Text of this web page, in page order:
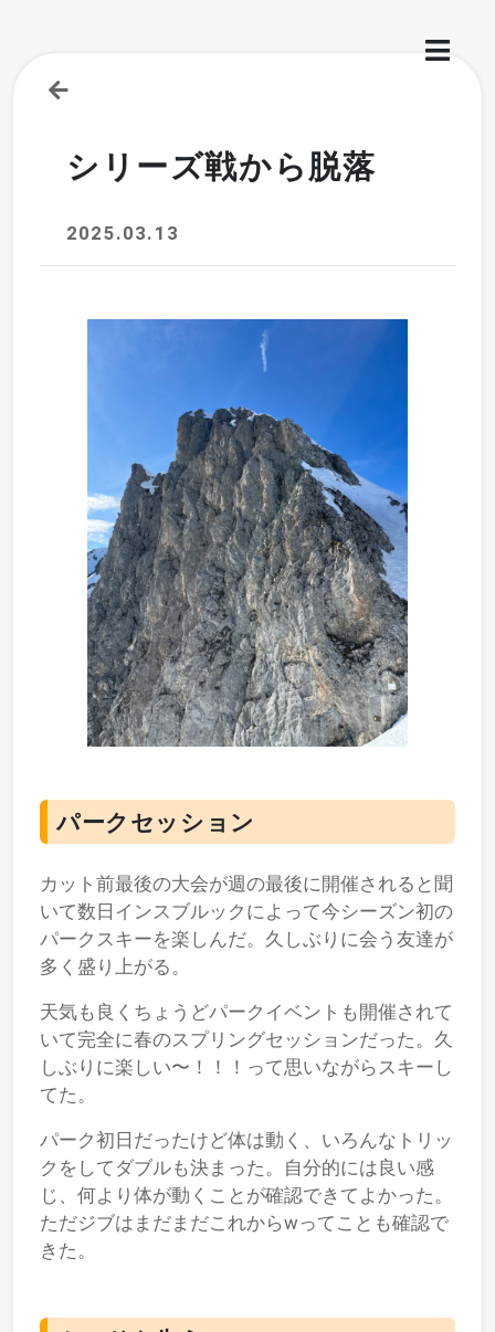
シリーズ戦から脱落
2025.03.13
パークセッション
カット前最後の大会が週の最後に開催されると聞
いて数日インスブルックによって今シーズン初の
パークスキーを楽しんだ。久しぶりに会う友達が
多く盛り上がる。
天気も良くちょうどパークイベントも開催されて
いて完全に春のスプリングセッションだった。久
しぶりに楽しい〜！！！って思いながらスキーし
てた。
パーク初日だったけど体は動く、いろんなトリッ
クをしてダブルも決まった。自分的には良い感
じ、何より体が動くことが確認できてよかった。
ただジブはまだまだこれからwってことも確認で
きた。